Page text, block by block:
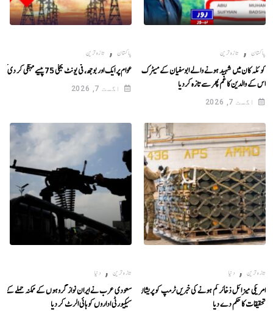
پاکستان , تازہ ترین
کوئلہ کان میں شہید ہونے والے ابوسفیان کے میٹرک کے نتیجے نے
اس کے والدین کا غم پھر سے تازہ کردیا
اگست 7, 2026
پاکستان , تازہ ترین
عوام پر ایک اور بوجھ، فی یونٹ بجلی 75 پیسے مہنگی کر دی گئی
اگست 7, 2026
تازہ ترین, دنیا
امریکی میزائل ذخائر کم ہونے کی خبریں ٹرمپ کو پریشان کر گئیں،
تحقیقات کا حکم دے دیا
تازہ ترین, دنیا
سعودی عرب نے ایران نواز گروہوں کے ممکنہ حملے کے
سیکیورٹی اداروں کو ہائی الرٹ کر دیا